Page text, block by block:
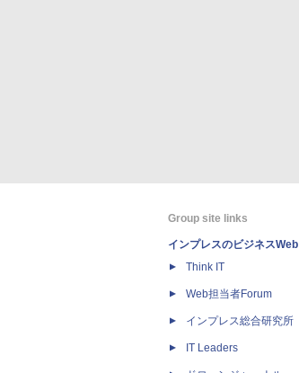
Group site links
インプレスのビジネスWeb
Think IT
Web担当者Forum
インプレス総合研究所
IT Leaders